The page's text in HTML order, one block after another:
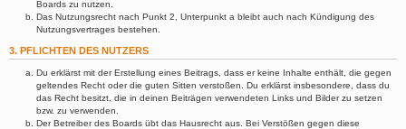
Boards zu nutzen.
Das Nutzungsrecht nach Punkt 2, Unterpunkt a bleibt auch nach Kündigung des
Nutzungsvertrages bestehen.
3. PFLICHTEN DES NUTZERS
Du erklärst mit der Erstellung eines Beitrags, dass er keine Inhalte enthält, die gegen
geltendes Recht oder die guten Sitten verstoßen. Du erklärst insbesondere, dass du
das Recht besitzt, die in deinen Beiträgen verwendeten Links und Bilder zu setzen
bzw. zu verwenden.
Der Betreiber des Boards übt das Hausrecht aus. Bei Verstößen gegen diese